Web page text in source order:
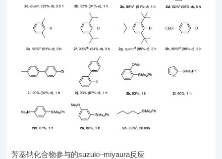
芳基钠化合物参与的suzuki–miyaura反应